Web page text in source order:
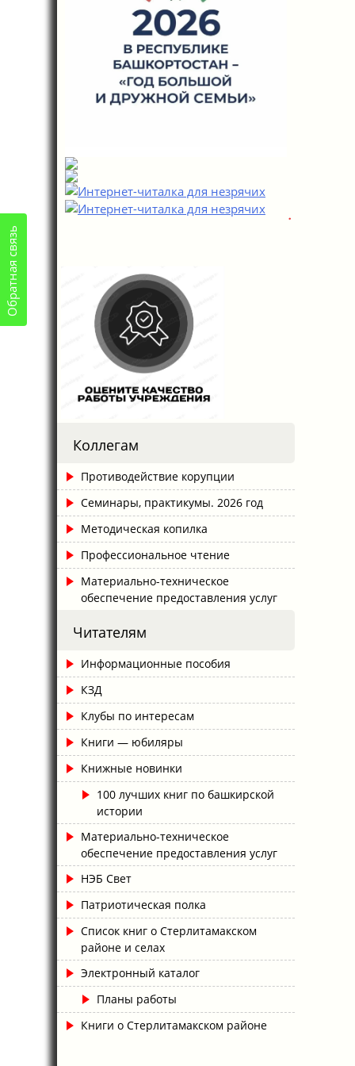
Коллегам
Противодействие корупции
Семинары, практикумы. 2026 год
Методическая копилка
Профессиональное чтение
Материально-техническое
обеспечение предоставления услуг
Читателям
Информационные пособия
КЗД
Клубы по интересам
Книги — юбиляры
Книжные новинки
100 лучших книг по башкирской
истории
Материально-техническое
обеспечение предоставления услуг
НЭБ Свет
Патриотическая полка
Список книг о Стерлитамакском
районе и селах
Электронный каталог
Планы работы
Книги о Стерлитамакском районе
Обратная связь